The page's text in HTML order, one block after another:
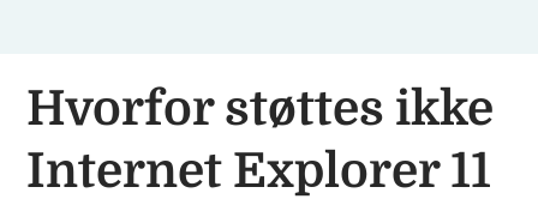
Hvorfor støttes ikke
Internet Explorer 11